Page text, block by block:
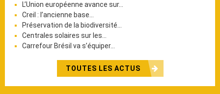
L’Union européenne avance sur…
Creil : l’ancienne base…
Préservation de la biodiversité…
Centrales solaires sur les…
Carrefour Brésil va s’équiper…
TOUTES LES ACTUS